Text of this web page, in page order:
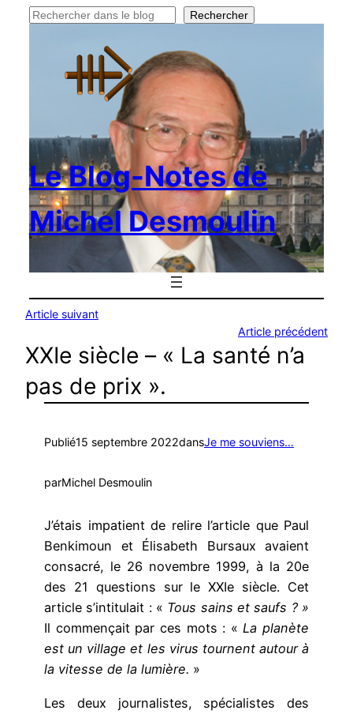
Rechercher Rechercher
Le Blog-Notes de
Michel Desmoulin
Article suivant
Article précédent
XXIe siècle – « La santé n’a
pas de prix ».
Publié15 septembre 2022dansJe me souviens…
parMichel Desmoulin
J’étais impatient de relire l’article que Paul
Benkimoun et Élisabeth Bursaux avaient
consacré, le 26 novembre 1999, à la 20e
des 21 questions sur le XXIe siècle. Cet
article s’intitulait : « Tous sains et saufs ? »
Il commençait par ces mots : «La planète
est un village et les virus tournent autour à
la vitesse de la lumière. »
Les deux journalistes, spécialistes des